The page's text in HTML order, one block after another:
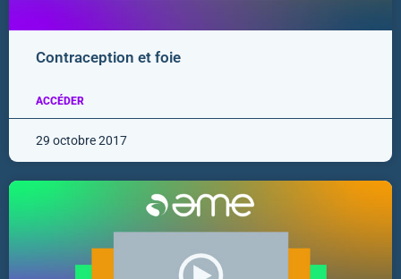
Contraception et foie
ACCÉDER
29 octobre 2017